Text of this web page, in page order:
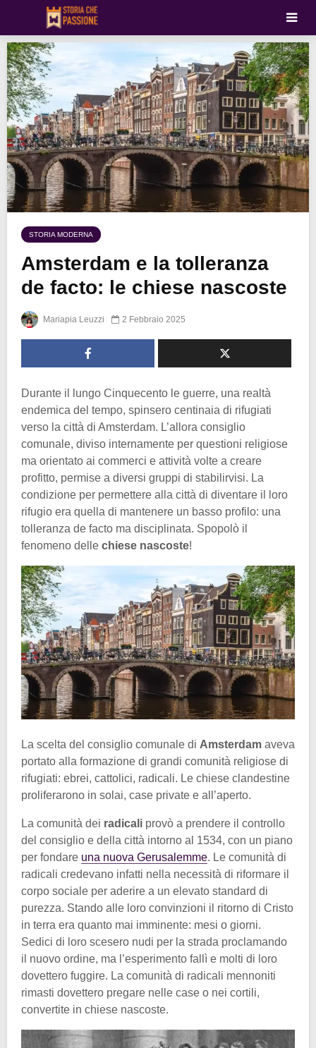
STORIA MODERNA
Amsterdam e la tolleranza
de facto: le chiese nascoste
Mariapia Leuzzi 2 Febbraio 2025
Durante il lungo Cinquecento le guerre, una realtà
endemica del tempo, spinsero centinaia di rifugiati
verso la città di Amsterdam. L’allora consiglio
comunale, diviso internamente per questioni religiose
ma orientato ai commerci e attività volte a creare
profitto, permise a diversi gruppi di stabilirvisi. La
condizione per permettere alla città di diventare il loro
rifugio era quella di mantenere un basso profilo: una
tolleranza de facto ma disciplinata. Spopolò il
fenomeno delle chiese nascoste!
La scelta del consiglio comunale di Amsterdam aveva
portato alla formazione di grandi comunità religiose di
rifugiati: ebrei, cattolici, radicali. Le chiese clandestine
proliferarono in solai, case private e all’aperto.
La comunità dei radicali provò a prendere il controllo
del consiglio e della città intorno al 1534, con un piano
per fondare una nuova Gerusalemme. Le comunità di
radicali credevano infatti nella necessità di riformare il
corpo sociale per aderire a un elevato standard di
purezza. Stando alle loro convinzioni il ritorno di Cristo
in terra era quanto mai imminente: mesi o giorni.
Sedici di loro scesero nudi per la strada proclamando
il nuovo ordine, ma l’esperimento fallì e molti di loro
dovettero fuggire. La comunità di radicali mennoniti
rimasti dovettero pregare nelle case o nei cortili,
convertite in chiese nascoste.